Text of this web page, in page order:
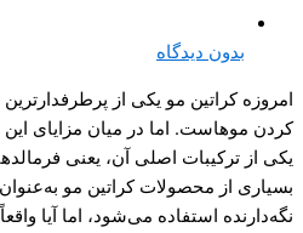
بدون دیدگاه
امروزه کراتین مو یکی از
کردن موهاست. اما در میان مزایای این
یکی از ترکیبات اصلی آن، یعنی
بسیاری از محصولات کراتین مو
نگه‌دارنده استفاده می‌شود، اما آیا